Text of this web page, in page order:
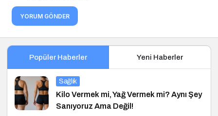
YORUM GÖNDER
Popüler Haberler Yeni Haberler
Sağlık
Kilo Vermek mi, Yağ Vermek mi? Aynı Şey
Sanıyoruz Ama Değil!